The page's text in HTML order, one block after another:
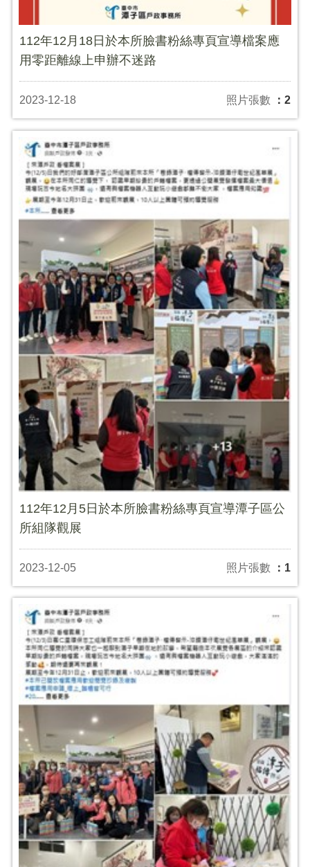
112年12月18日於本所臉書粉絲專頁宣導檔案應
用零距離線上申辦不迷路
2023-12-18 照片張數 ：2
112年12月5日於本所臉書粉絲專頁宣導潭子區公
所組隊觀展
2023-12-05 照片張數 ：1